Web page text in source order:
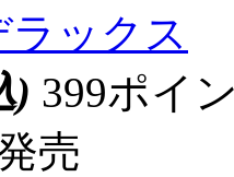
ラックス
) 399ポイ
売